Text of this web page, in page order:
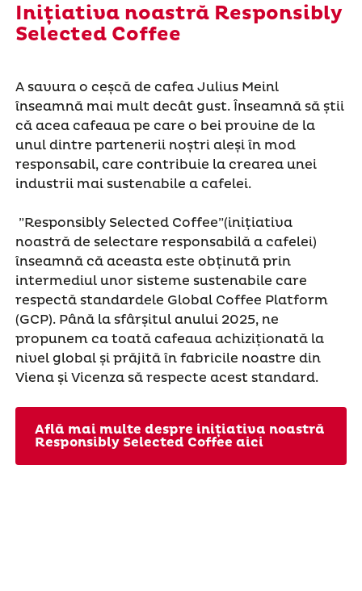
Inițiativa noastră Responsibly
Selected Coffee
A savura o ceșcă de cafea Julius Meinl
înseamnă mai mult decât gust. Înseamnă să știi
că acea cafeaua pe care o bei provine de la
unul dintre partenerii noștri aleși în mod
responsabil, care contribuie la crearea unei
industrii mai sustenabile a cafelei.
”Responsibly Selected Coffee”(inițiativa
noastră de selectare responsabilă a cafelei)
înseamnă că aceasta este obținută prin
intermediul unor sisteme sustenabile care
respectă standardele Global Coffee Platform
(GCP). Până la sfârșitul anului 2025, ne
propunem ca toată cafeaua achiziționată la
nivel global și prăjită în fabricile noastre din
Viena și Vicenza să respecte acest standard.
Află mai multe despre inițiativa noastră
Responsibly Selected Coffee aici